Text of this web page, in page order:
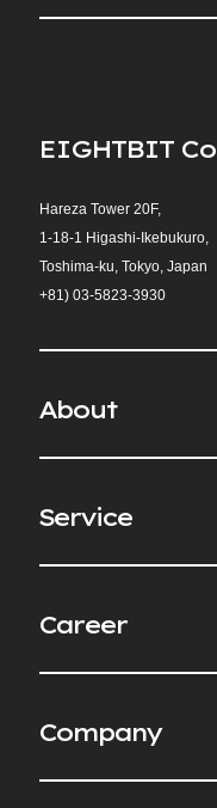
EIGHTBIT Co
Hareza Tower 20F,
1-18-1 Higashi-Ikebukuro,
Toshima-ku, Tokyo, Japan
+81) 03-5823-3930
About
Service
Career
Company